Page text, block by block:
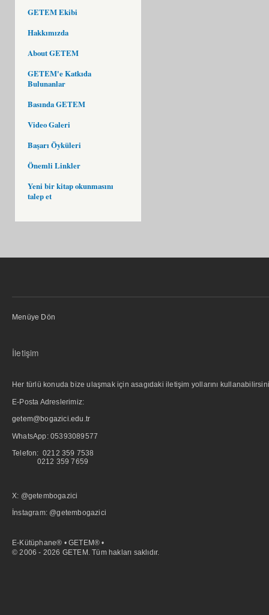
GETEM Ekibi
Hakkımızda
About GETEM
GETEM'e Katkıda
Bulunanlar
Basında GETEM
Video Galeri
Başarı Öyküleri
Önemli Linkler
Yeni bir kitap okunmasını
talep et
Menüye Dön
İletişim
Her türlü konuda bize ulaşmak için asagıdaki iletişim yollarını
E-Posta Adreslerimiz:
getem@bogazici.edu.tr
WhatsApp: 05393089577
Telefon: 0212 359 7538
0212 359 7659
X: @getembogazici
İnstagram: @getembogazici
E-Kütüphane® • GETEM® •
© 2006 - 2026 GETEM. Tüm hakları saklıdır.